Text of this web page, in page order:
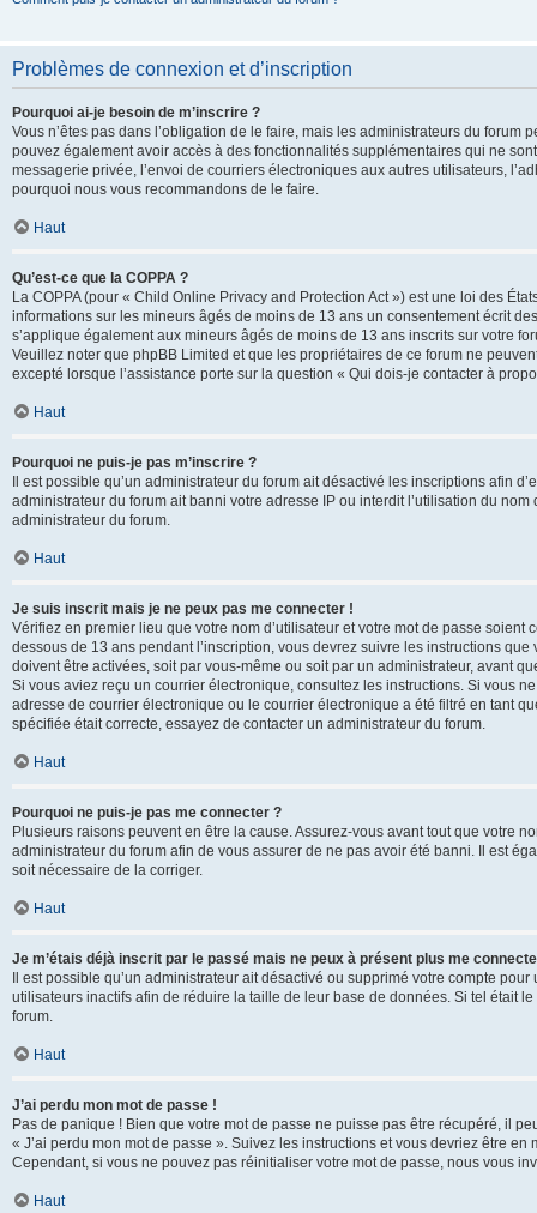
Problèmes de connexion et d’inscription
Pourquoi ai-je besoin de m’inscrire ?
Vous n’êtes pas dans l’obligation de le faire, mais les administrateurs du
pouvez également avoir accès à des fonctionnalités supplémentaires qui ne
messagerie privée, l’envoi de courriers électroniques aux autres utilisateurs,
pourquoi nous vous recommandons de le faire.
Haut
Qu’est-ce que la COPPA ?
La COPPA (pour « Child Online Privacy and Protection Act ») est une loi des
informations sur les mineurs âgés de moins de 13 ans un consentement écrit
s’applique également aux mineurs âgés de moins de 13 ans inscrits sur votre
Veuillez noter que phpBB Limited et que les propriétaires de ce forum ne
excepté lorsque l’assistance porte sur la question « Qui dois-je contacter à
Haut
Pourquoi ne puis-je pas m’inscrire ?
Il est possible qu’un administrateur du forum ait désactivé les inscriptions afin
administrateur du forum ait banni votre adresse IP ou interdit l’utilisation du
administrateur du forum.
Haut
Je suis inscrit mais je ne peux pas me connecter !
Vérifiez en premier lieu que votre nom d’utilisateur et votre mot de passe
dessous de 13 ans pendant l’inscription, vous devrez suivre les instructions
doivent être activées, soit par vous-même ou soit par un administrateur, avant
Si vous aviez reçu un courrier électronique, consultez les instructions. Si vous
adresse de courrier électronique ou le courrier électronique a été filtré en tant
spécifiée était correcte, essayez de contacter un administrateur du forum.
Haut
Pourquoi ne puis-je pas me connecter ?
Plusieurs raisons peuvent en être la cause. Assurez-vous avant tout que votre
administrateur du forum afin de vous assurer de ne pas avoir été banni. Il est
soit nécessaire de la corriger.
Haut
Je m’étais déjà inscrit par le passé mais ne peux à présent plus me
Il est possible qu’un administrateur ait désactivé ou supprimé votre compte
utilisateurs inactifs afin de réduire la taille de leur base de données. Si tel était
forum.
Haut
J’ai perdu mon mot de passe !
Pas de panique ! Bien que votre mot de passe ne puisse pas être récupéré, il
« J’ai perdu mon mot de passe ». Suivez les instructions et vous devriez être
Cependant, si vous ne pouvez pas réinitialiser votre mot de passe, nous vous
Haut